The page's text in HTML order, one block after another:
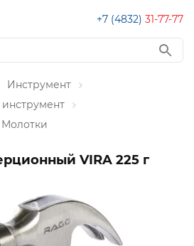
+7 (4832) 31-77-77
Инструмент
Молотки
VIRA 225 г